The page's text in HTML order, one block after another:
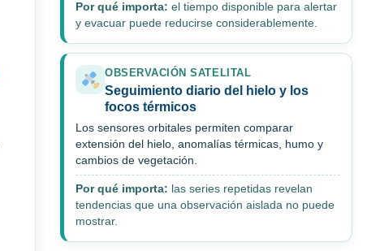
Por qué importa: el tiempo disponible para alertar
y evacuar puede reducirse considerablemente.
OBSERVACIÓN SATELITAL
Seguimiento diario del hielo y los
focos térmicos
Los sensores orbitales permiten comparar
extensión del hielo, anomalías térmicas, humo y
cambios de vegetación.
Por qué importa: las series repetidas revelan
tendencias que una observación aislada no puede
mostrar.